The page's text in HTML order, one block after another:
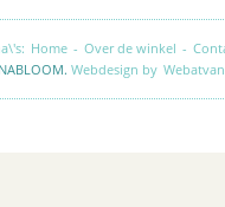
Home - Over de winkel -
Webdesign by